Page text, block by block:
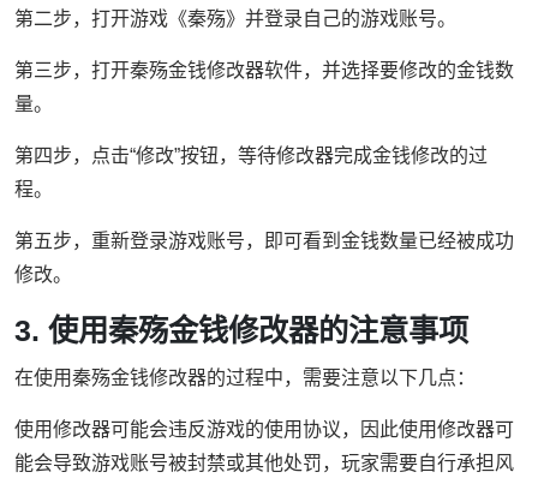
第二步，打开游戏《秦殇》并登录自己的游戏账号。
第三步，打开秦殇金钱修改器软件，并选择要修改的金钱数
量。
第四步，点击“修改”按钮，等待修改器完成金钱修改的过
程。
第五步，重新登录游戏账号，即可看到金钱数量已经被成功
修改。
3. 使用秦殇金钱修改器的注意事项
在使用秦殇金钱修改器的过程中，需要注意以下几点：
使用修改器可能会违反游戏的使用协议，因此使用修改器可
能会导致游戏账号被封禁或其他处罚，玩家需要自行承担风